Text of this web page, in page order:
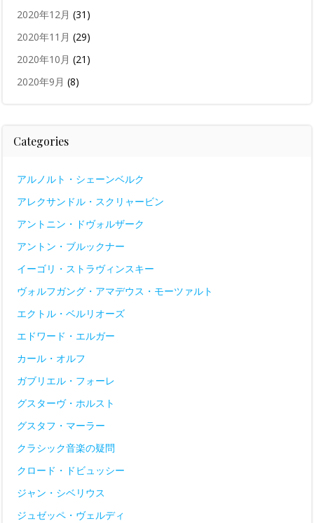
2020年12月 (31)
2020年11月 (29)
2020年10月 (21)
2020年9月 (8)
Categories
アルノルト・シェーンベルク
アレクサンドル・スクリャービン
アントニン・ドヴォルザーク
アントン・ブルックナー
イーゴリ・ストラヴィンスキー
ヴォルフガング・アマデウス・モーツァルト
エクトル・ベルリオーズ
エドワード・エルガー
カール・オルフ
ガブリエル・フォーレ
グスターヴ・ホルスト
グスタフ・マーラー
クラシック音楽の疑問
クロード・ドビュッシー
ジャン・シベリウス
ジュゼッペ・ヴェルディ